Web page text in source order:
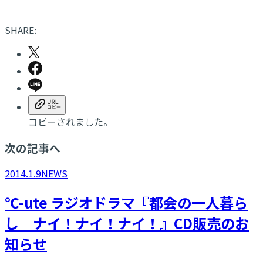
SHARE:
コピーされました。
次の記事へ
2014.1.9NEWS
℃-ute ラジオドラマ『都会の一人暮ら
し ナイ！ナイ！ナイ！』CD販売のお
知らせ